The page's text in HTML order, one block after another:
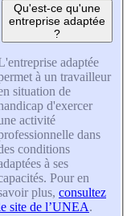
Qu'est-ce qu'une
entreprise adaptée
?
adaptée
à un travailleur
situation de
d'exercer
activité
dans
conditions
à ses
Pour en
plus, consultez
site de l’UNEA.